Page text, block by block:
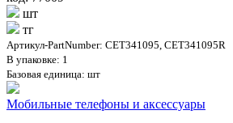
шт
тг
Артикул-PartNumber: CET341095, CET341095R
В упаковке: 1
Базовая единица: шт
Мобильные телефоны и аксессуары